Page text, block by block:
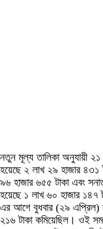
নতুন মূল্য তালিকা অনুযায়ী ২১
হয়েছে ২ লাখ ২৯ হাজার ৪৩১
৯৬ হাজার ৬৫৫ টাকা এবং
হয়েছে ১ লাখ ৬০ হাজার ১৪৭
এর আগে বুধবার (২৯ এপ্রিল)
২১৬ টাকা কমিয়েছিল। ওই